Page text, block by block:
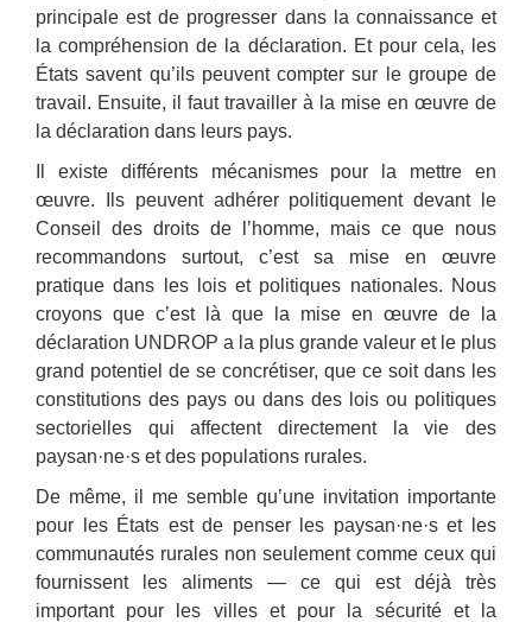
principale est de progresser dans la connaissance et
la compréhension de la déclaration. Et pour cela, les
États savent qu’ils peuvent compter sur le groupe de
travail. Ensuite, il faut travailler à la mise en œuvre de
la déclaration dans leurs pays.
Il existe différents mécanismes pour la mettre en
œuvre. Ils peuvent adhérer politiquement devant le
Conseil des droits de l’homme, mais ce que nous
recommandons surtout, c’est sa mise en œuvre
pratique dans les lois et politiques nationales. Nous
croyons que c’est là que la mise en œuvre de la
déclaration UNDROP a la plus grande valeur et le plus
grand potentiel de se concrétiser, que ce soit dans les
constitutions des pays ou dans des lois ou politiques
sectorielles qui affectent directement la vie des
paysan·ne·s et des populations rurales.
De même, il me semble qu’une invitation importante
pour les États est de penser les paysan·ne·s et les
communautés rurales non seulement comme ceux qui
fournissent les aliments — ce qui est déjà très
important pour les villes et pour la sécurité et la